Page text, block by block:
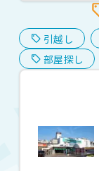
引越し
部屋探し